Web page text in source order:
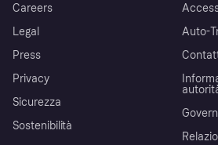
Careers
Legal
Press
Privacy
Sicurezza
Sostenibilità
Auto-